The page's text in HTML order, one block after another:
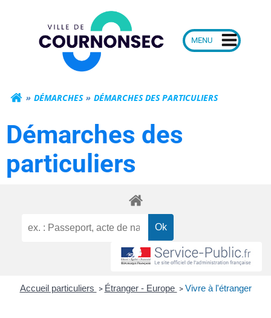
Mairie de
DÉMARCHES DÉMARCHES DES PARTICULIERS
Démarches des
particuliers
Accueil particuliers > Étranger - Europe > Vivre à l'étranger